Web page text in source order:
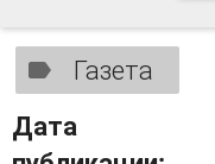
Газета
Дата